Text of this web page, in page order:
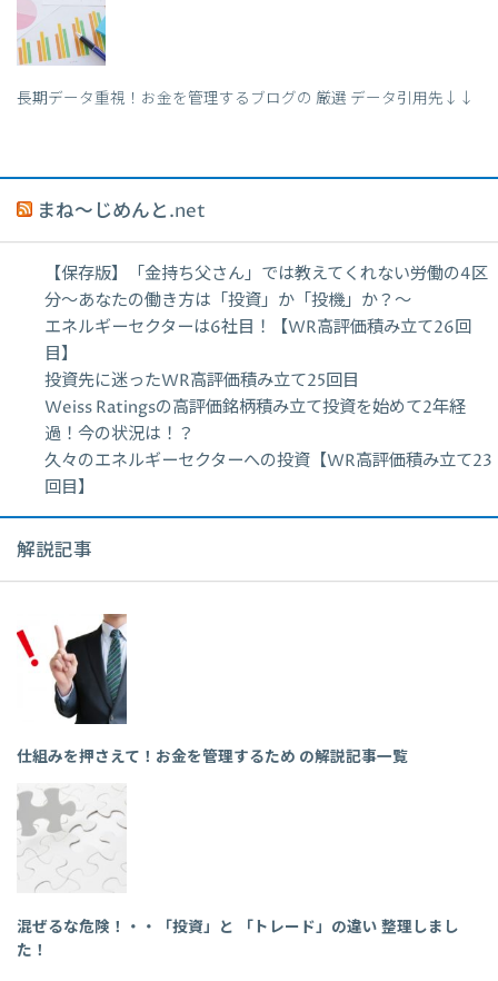
長期データ重視！お金を管理するブログの 厳選 データ引用先↓↓
まね～じめんと.net
【保存版】「金持ち父さん」では教えてくれない労働の4区
分〜あなたの働き方は「投資」か「投機」か？〜
エネルギーセクターは6社目！【WR高評価積み立て26回
目】
投資先に迷ったWR高評価積み立て25回目
Weiss Ratingsの高評価銘柄積み立て投資を始めて2年経
過！今の状況は！？
久々のエネルギーセクターへの投資【WR高評価積み立て23
回目】
解説記事
仕組みを押さえて！お金を管理するため の解説記事一覧
混ぜるな危険！・・「投資」と 「トレード」の違い 整理しまし
た！